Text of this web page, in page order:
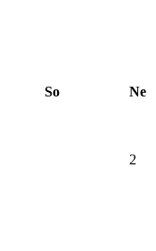
So Ne
2